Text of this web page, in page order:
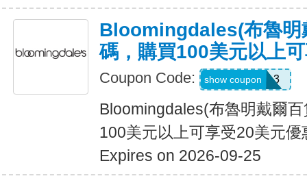
Bloomingdales(布魯明
碼，購買100美元以上
Coupon Code: KW3628L3
show coupon
Bloomingdales(布魯明戴爾
100美元以上可享受20美元優
Expires on 2026-09-25